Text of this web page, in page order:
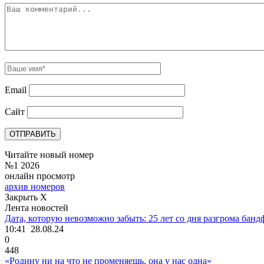
Email
Сайт
Читайте новый номер
№1 2026
онлайн просмотр
архив номеров
Закрыть X
Лента новостей
Дата, которую невозможно забыть: 25 лет со дня разгрома
10:41 28.08.24
0
448
«Родину ни на что не променяешь, она у нас одна»